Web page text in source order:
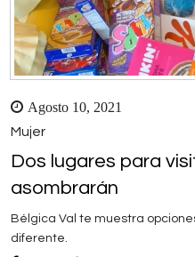
Agosto 10, 2021
Mujer
Dos lugares para
asombrarán
Bélgica Val te muestra
diferente.